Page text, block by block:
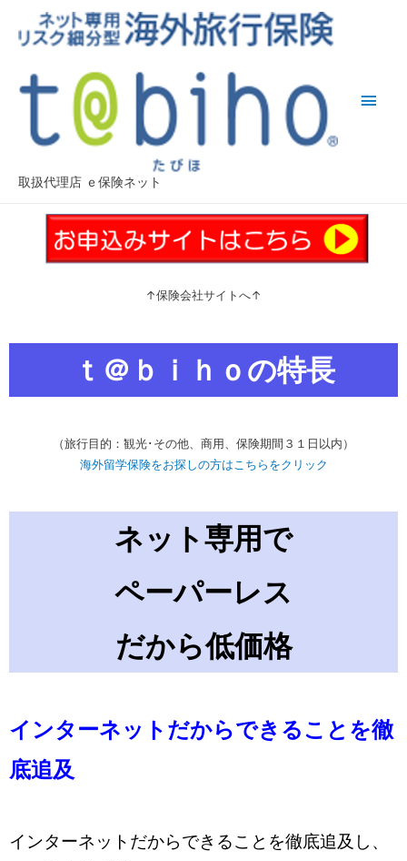
取扱代理店 ｅ保険ネット
↑保険会社サイトへ↑
ｔ＠ｂｉｈｏの特長
（旅行目的：観光･その他、商用、保険期間３１日以内）
海外留学保険をお探しの方はこちらをクリック
ネット専用で
ペーパーレス
だから低価格
インターネットだからできることを徹
底追及
インターネットだからできることを徹底追及し、